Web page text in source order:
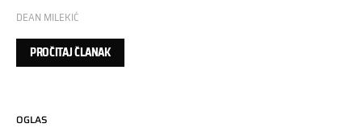
DEAN MILEKIĆ
PROČITAJ ČLANAK
OGLAS